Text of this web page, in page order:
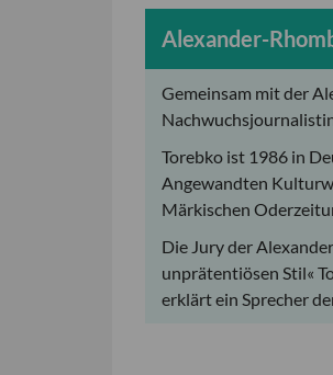
Alexander-
Gemeinsam mit der
Torebko ist 1986 in
Angewandten
Märkischen
Die Jury der
unprätentiösen Stil«
erklärt ein Sprecher